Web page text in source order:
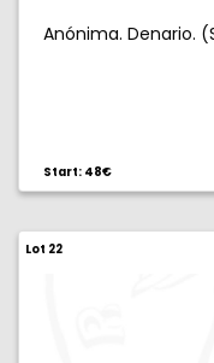
Anónima. Denario.
Start: 48€
Lot 22